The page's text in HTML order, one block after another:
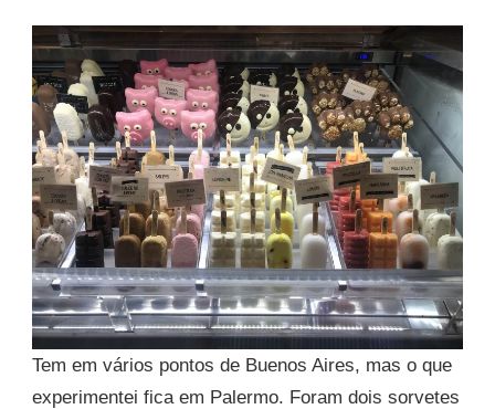
Tem em vários pontos de Buenos Aires, mas o que
experimentei fica em Palermo. Foram dois sorvetes